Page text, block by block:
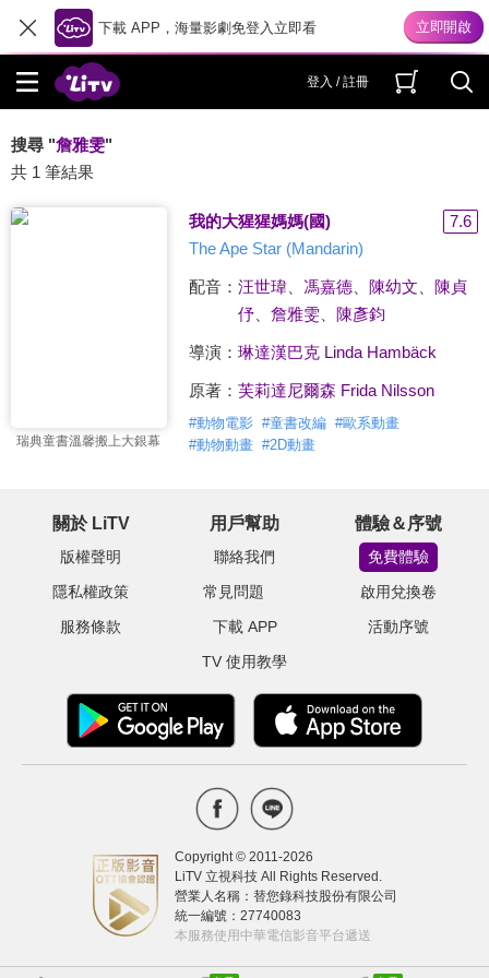
下載 APP，海量影劇免登入立即看
登入 / 註冊
搜尋 "詹雅雯"
共 1 筆結果
瑞典童書溫馨搬上大銀幕
我的大猩猩媽媽(國)
7.6
The Ape Star (Mandarin)
配音： 汪世瑋、 馮嘉德、 陳幼文
陳貞
伃、 詹雅雯、 陳彥鈞
導演： 琳達漢巴克 Linda Hambäck
原著： 芙莉達尼爾森 Frida Nilsson
#動物電影 #童書改編 #歐系動畫
#動物動畫 #2D動畫
關於 LiTV
版權聲明
隱私權政策
服務條款
用戶幫助
聯絡我們
常見問題
下載 APP
TV 使用教學
體驗＆序號
免費體驗
啟用兌換卷
活動序號
Copyright © 2011-2026
LiTV 立視科技 All Rights Reserved.
營業人名稱：替您錄科技股份有限公司
統一編號：27740083
本服務使用中華電信影音平台遞送